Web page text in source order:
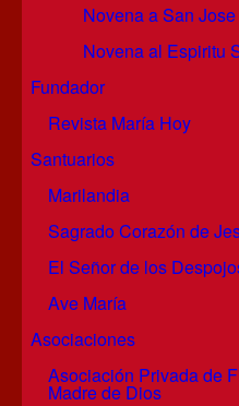
Novena a San
Novena al Espiritu
Fundador
Revista María Hoy
Santuarios
Marilandia
Sagrado Corazón de
El Señor de los
Ave María
Asociaciones
Asociación Privada de
Madre de Dios